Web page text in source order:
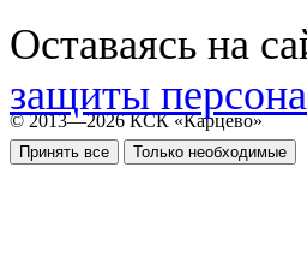
Оставаясь на
защиты
Принять все Только необходимые
© 2013—2026 КСК «Карцево»